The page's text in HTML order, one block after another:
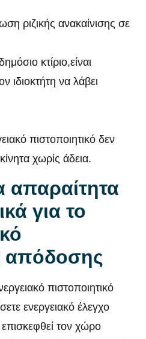
ριζικής ανακαίνισης σε
κτίριο,είναι
ιδιοκτήτη να λάβει
πιστοποιητικό δεν
χωρίς άδεια.
απαραίτητα
για το
απόδοσης
πιστοποιητικό
ενεργειακό έλεγχο
τον χώρο